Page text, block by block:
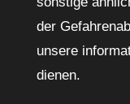
der
unsere
dienen.